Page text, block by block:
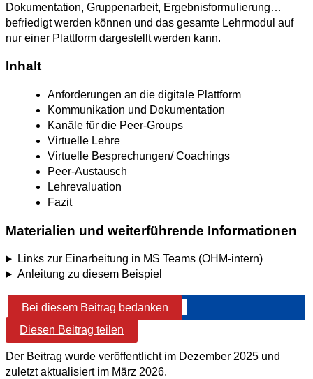
Dokumentation, Gruppenarbeit, Ergebnisformulierung…
befriedigt werden können und das gesamte Lehrmodul auf
nur einer Plattform dargestellt werden kann.
Inhalt
Anforderungen an die digitale Plattform
Kommunikation und Dokumentation
Kanäle für die Peer-Groups
Virtuelle Lehre
Virtuelle Besprechungen/ Coachings
Peer-Austausch
Lehrevaluation
Fazit
Materialien und weiterführende Informationen
Links zur Einarbeitung in MS Teams (OHM-intern)
Anleitung zu diesem Beispiel
Bei diesem Beitrag bedanken
Diesen Beitrag teilen
Der Beitrag wurde veröffentlicht im Dezember 2025 und
zuletzt aktualisiert im März 2026.